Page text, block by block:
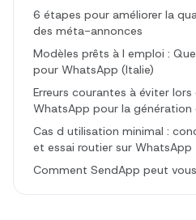
6 étapes pour améliorer la
des méta-annonces
Modèles prêts à l emploi :
pour WhatsApp (Italie)
Erreurs courantes à éviter
WhatsApp pour la
Cas d utilisation minimal :
et essai routier sur WhatsApp
Comment SendApp peut